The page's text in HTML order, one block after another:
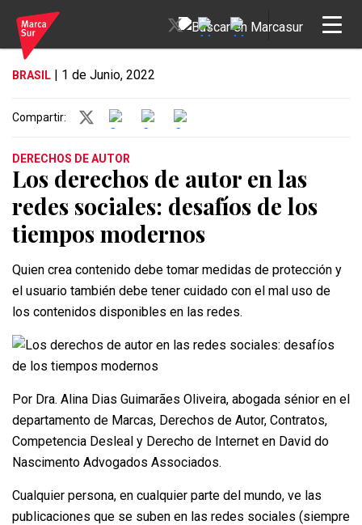
BRASIL | 1 de Junio, 2022
Compartir:
DERECHOS DE AUTOR
Los derechos de autor en las
redes sociales: desafíos de los
tiempos modernos
Quien crea contenido debe tomar medidas de protección y
el usuario también debe tener cuidado con el mal uso de
los contenidos disponibles en las redes.
Por Dra. Alina Dias Guimarães Oliveira, abogada sénior en el
departamento de Marcas, Derechos de Autor, Contratos,
Competencia Desleal y Derecho de Internet en David do
Nascimento Advogados Associados.
Cualquier persona, en cualquier parte del mundo, ve las
publicaciones que se suben en las redes sociales (siempre